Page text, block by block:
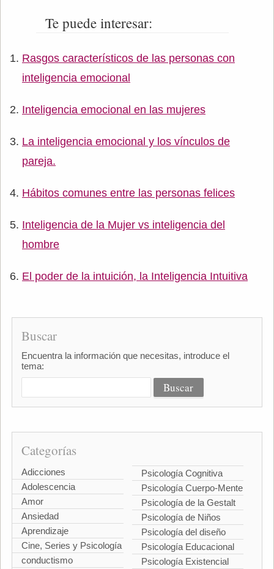
Te puede interesar:
Rasgos característicos de las personas con
inteligencia emocional
Inteligencia emocional en las mujeres
La inteligencia emocional y los vínculos de
pareja.
Hábitos comunes entre las personas felices
Inteligencia de la Mujer vs inteligencia del
hombre
El poder de la intuición, la Inteligencia Intuitiva
Buscar
Encuentra la información que necesitas, introduce el
tema:
Categorías
Adicciones
Adolescencia
Amor
Ansiedad
Aprendizaje
Cine, Series y Psicología
conductismo
Psicología Cognitiva
Psicología Cuerpo-Mente
Psicología de la Gestalt
Psicología de Niños
Psicología del diseño
Psicología Educacional
Psicología Existencial